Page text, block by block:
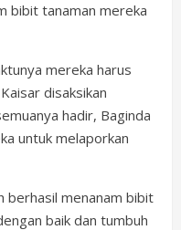
bibit tanaman mereka
mereka harus
disaksikan
hadir, Baginda
untuk melaporkan
berhasil menanam bibit
baik dan tumbuh